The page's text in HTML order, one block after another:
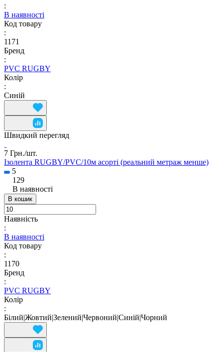
:
В наявності
Код товару
:
1171
Бренд
:
PVC RUGBY
Колір
:
Синій
Швидкий перегляд
7 Грн./шт.
Ізолента RUGBY/PVC/10м асорті (реальний метраж менше)
5
129
В наявності
В кошик
Наявність
:
В наявності
Код товару
:
1170
Бренд
:
PVC RUGBY
Колір
:
Білий|Жовтий|Зелений|Червоний|Синій|Чорний